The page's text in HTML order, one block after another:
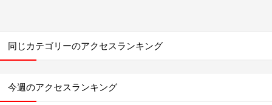
同じカテゴリーのアクセスランキング
今週のアクセスランキング